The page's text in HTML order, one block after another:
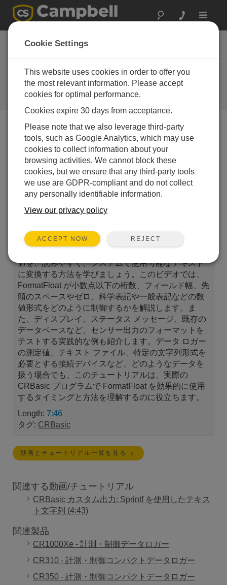
Toggle
CRBasic でカスタムデータ出力
を作成する: FormatFloat を使用
した数値の書式設定
FormatFloat命令を使用してカスタム出力文字列を作
成する方法
値を、読みやすく、システムで使用可能なテキスト
に変換する方法を学びましょう。このビデオでは、
FormatFloat が小数点以下の桁数、フィールド幅、先
頭のスペースやゼロ、科学表記や一般表記などの数
値形式をどのように制御するかを解説します。ま
た、ディスプレイ、ステータス メッセージ、既存の
データベースなど、センサー出力のフォーマットを
テストする実践的な例も紹介します。データ ロガー
の測定値、テキスト ファイル、特定の文字列形式を
必要とする接続デバイスなど、どのようなデータを
扱う場合でも、このチュートリアルは、実際の
CRBasic プログラムで FormatFloat を効果的に使用
するタイミングと方法を理解するのに役立ちます。
Length: 7:46
タグ: CRBasic
動画とチュートリアル一覧を見る
関連する動画/チュートリアル
CRBasic カスタム出力: Sprintf を使用したテキス
ト文字列 (4:43)
関連製品
CR1000Xe - 計測・制御データロガー
CR310 - 計測・制御コンパクトデータロガー
CR350 - 計測・制御コンパクトデータロガー
Cookie Settings
This website uses cookies in order to offer you
the most relevant information. Please accept
cookies for optimal performance.
Cookies expire 30 days from acceptance.
Please note that we also leverage third-party
tools, such as Google Analytics, which may use
cookies to collect information about your
browsing activities. We cannot block these
cookies, but we ensure that any third-party tools
we use are GDPR-compliant and do not collect
any personally identifiable information.
View our privacy policy
ACCEPT NOW REJECT